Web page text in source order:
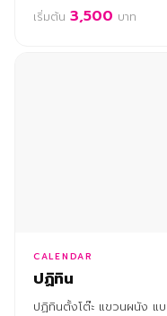
เริ่มต้น 3,500 บาท
CALENDAR
ปฏิทิน
ปฏิทินตั้งโต๊ะ แขวนผนัง